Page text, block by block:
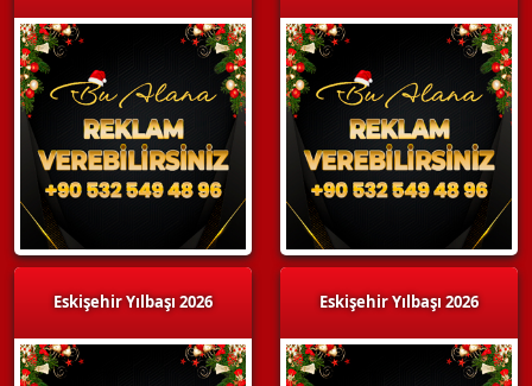
Eskişehir Yılbaşı 2026 Eskişehir Yılbaşı 2026